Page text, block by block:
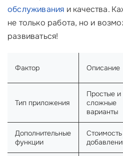
обслуживания и качества.
не только работа, но и
развиваться!
Фактор Описание
Тип приложения
Простые и
сложные
варианты
Дополнительные
функции
Стоимость